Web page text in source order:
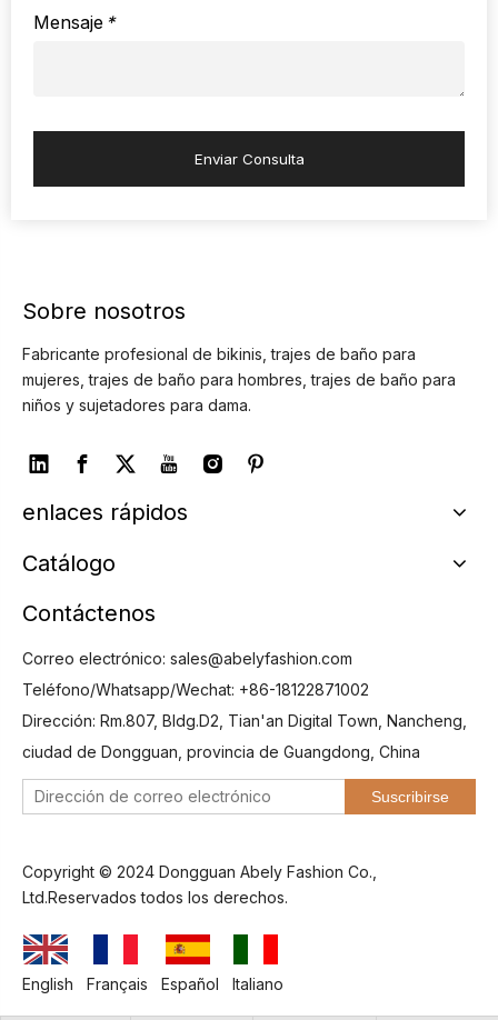
*
Mensaje
Enviar Consulta
Sobre nosotros
Fabricante profesional de bikinis, trajes de baño para
mujeres, trajes de baño para hombres, trajes de baño para
niños y sujetadores para dama.
enlaces rápidos
Catálogo
Contáctenos
Correo electrónico: sales@abelyfashion.com
Teléfono/Whatsapp/Wechat: +86-18122871002
Dirección: Rm.807, Bldg.D2, Tian'an Digital Town, Nancheng,
ciudad de Dongguan, provincia de Guangdong, China
Suscribirse
Copyright © 2024 Dongguan Abely Fashion Co.,
Ltd.Reservados todos los derechos.
English Français Español Italiano